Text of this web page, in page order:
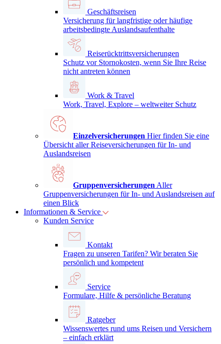
Geschäftsreisen
Versicherung für langfristige oder häufige
arbeitsbedingte Auslandsaufenthalte
Reiserücktrittsversicherungen
Schutz vor Stornokosten, wenn Sie Ihre Reise
nicht antreten können
Work & Travel
Work, Travel, Explore – weltweiter Schutz
Einzelversicherungen Hier finden Sie eine
Übersicht aller Reiseversicherungen für In- und
Auslandsreisen
Gruppenversicherungen Aller
Gruppenversicherungen für In- und Auslandsreisen auf
einen Blick
Informationen & Service
Kunden Service
Kontakt
Fragen zu unseren Tarifen? Wir beraten Sie
persönlich und kompetent
Service
Formulare, Hilfe & persönliche Beratung
Ratgeber
Wissenswertes rund ums Reisen und Versichern
– einfach erklärt